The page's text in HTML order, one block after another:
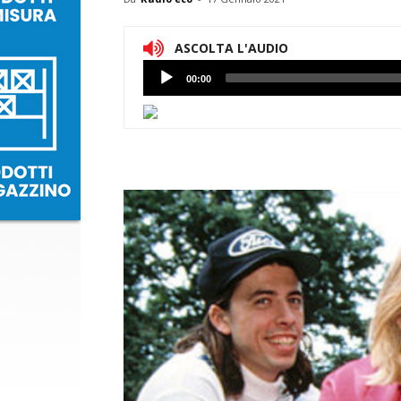
ASCOLTA L'AUDIO
Lettore
Audio
00:00